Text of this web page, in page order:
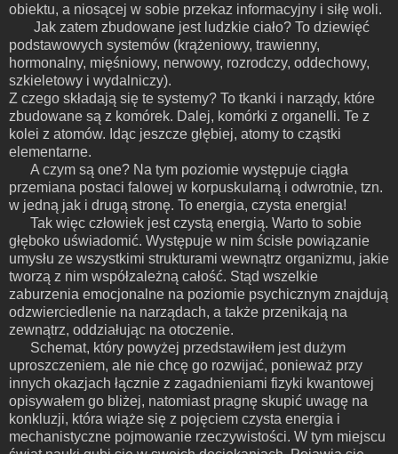
obiektu, a niosącej w sobie przekaz informacyjny i siłę woli.
Jak zatem zbudowane jest ludzkie ciało? To dziewięć
podstawowych systemów (krążeniowy, trawienny,
hormonalny, mięśniowy, nerwowy, rozrodczy, oddechowy,
szkieletowy i wydalniczy).
Z czego składają się te systemy? To tkanki i narządy, które
zbudowane są z komórek. Dalej, komórki z organelli. Te z
kolei z atomów. Idąc jeszcze głębiej, atomy to cząstki
elementarne.
A czym są one? Na tym poziomie występuje ciągła
przemiana postaci falowej w korpuskularną i odwrotnie, tzn.
w jedną jak i drugą stronę. To energia, czysta energia!
Tak więc człowiek jest czystą energią. Warto to sobie
głęboko uświadomić. Występuje w nim ścisłe powiązanie
umysłu ze wszystkimi strukturami wewnątrz organizmu, jakie
tworzą z nim współzależną całość. Stąd wszelkie
zaburzenia emocjonalne na poziomie psychicznym znajdują
odzwierciedlenie na narządach, a także przenikają na
zewnątrz, oddziałując na otoczenie.
Schemat, który powyżej przedstawiłem jest dużym
uproszczeniem, ale nie chcę go rozwijać, ponieważ przy
innych okazjach łącznie z zagadnieniami fizyki kwantowej
opisywałem go bliżej, natomiast pragnę skupić uwagę na
konkluzji, która wiąże się z pojęciem czysta energia i
mechanistyczne pojmowanie rzeczywistości. W tym miejscu